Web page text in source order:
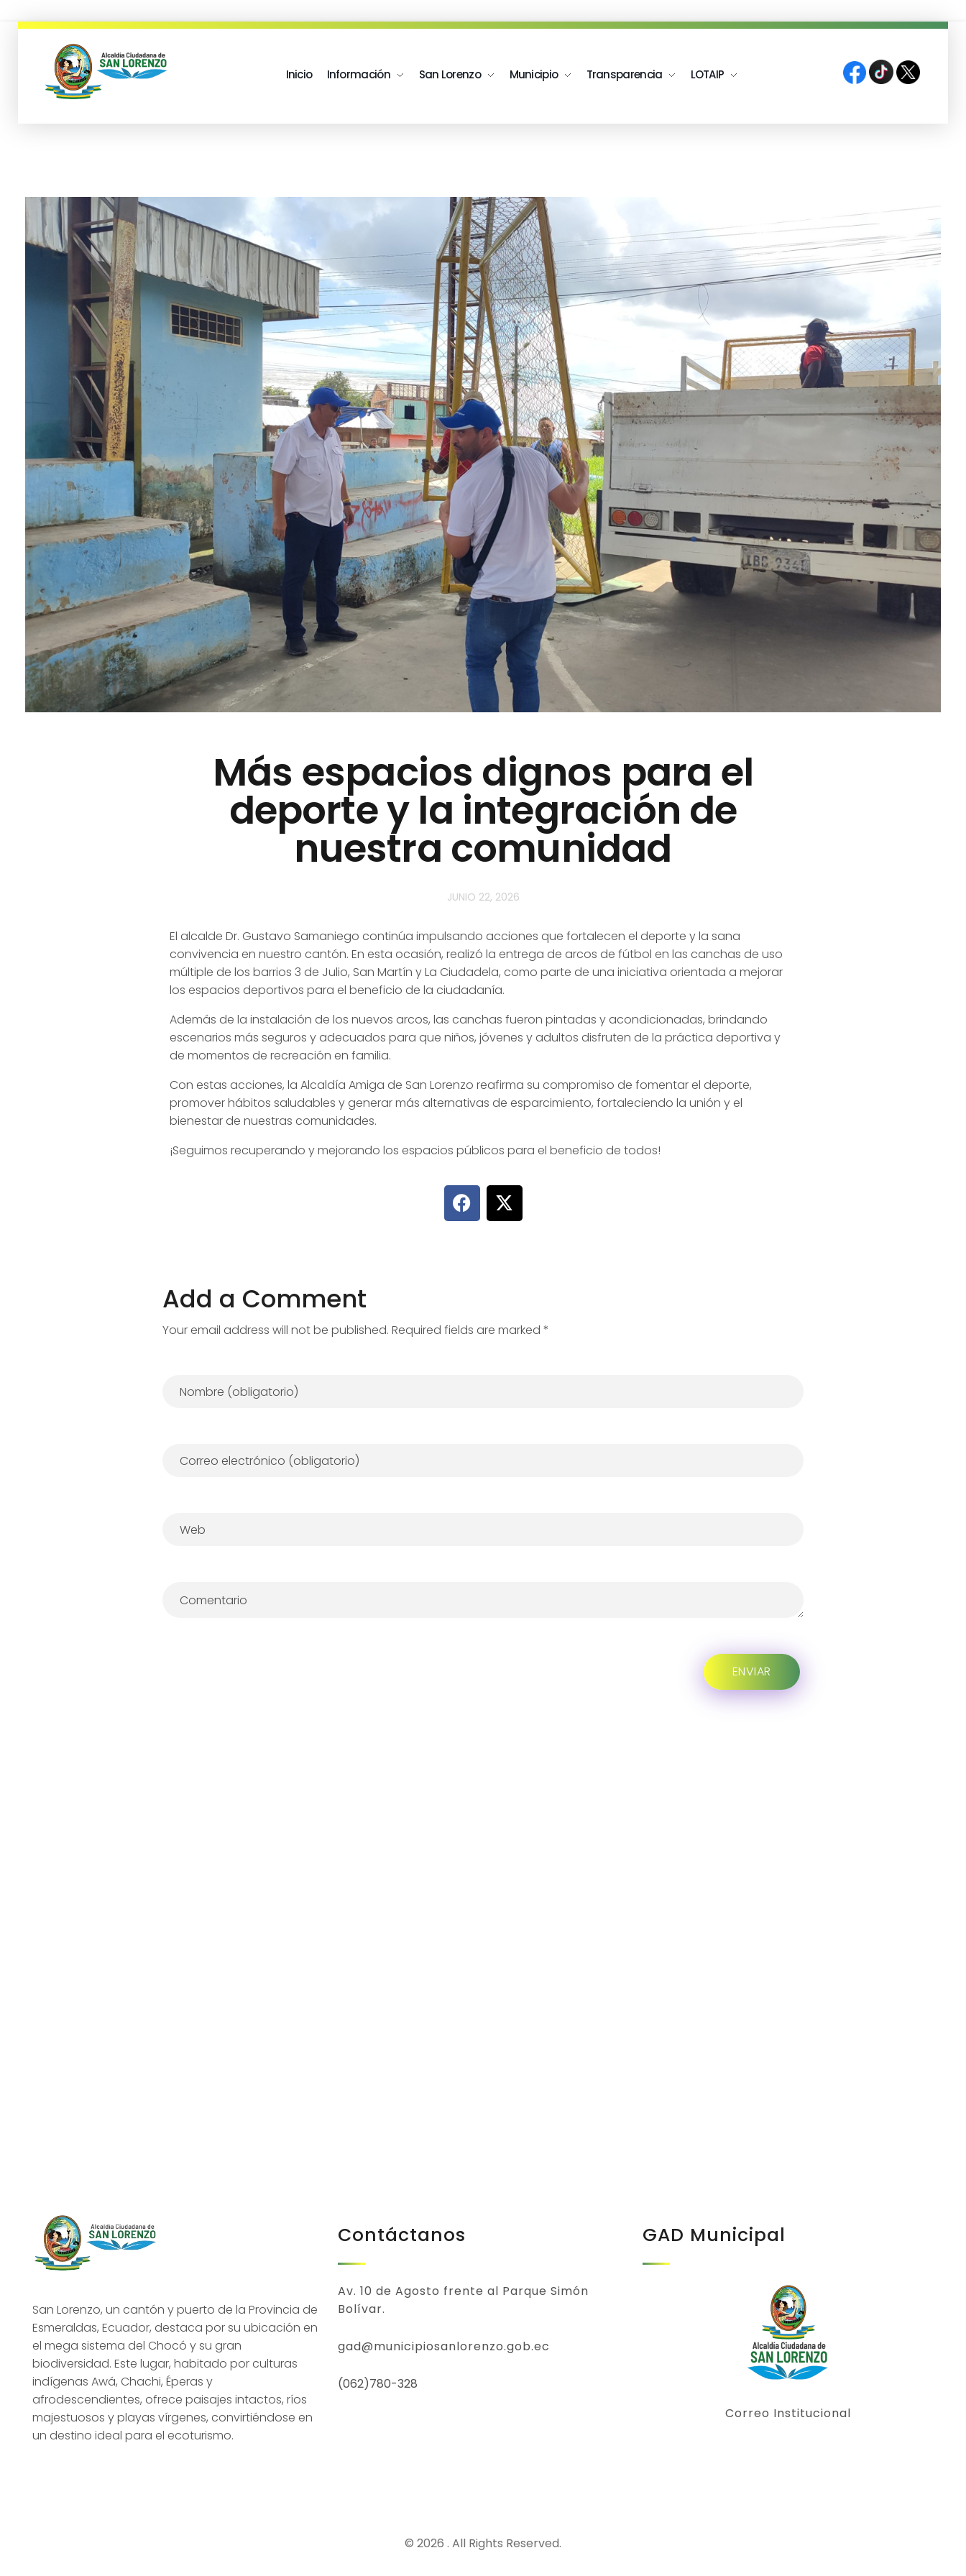
Inicio Información San Lorenzo Municipio Transparencia LOTAIP
Más espacios dignos para el
deporte y la integración de
nuestra comunidad
JUNIO 22, 2026
El alcalde Dr. Gustavo Samaniego continúa impulsando acciones que fortalecen el deporte y la sana
convivencia en nuestro cantón. En esta ocasión, realizó la entrega de arcos de fútbol en las canchas de uso
múltiple de los barrios 3 de Julio, San Martín y La Ciudadela, como parte de una iniciativa orientada a mejorar
los espacios deportivos para el beneficio de la ciudadanía.
Además de la instalación de los nuevos arcos, las canchas fueron pintadas y acondicionadas, brindando
escenarios más seguros y adecuados para que niños, jóvenes y adultos disfruten de la práctica deportiva y
de momentos de recreación en familia.
Con estas acciones, la Alcaldía Amiga de San Lorenzo reafirma su compromiso de fomentar el deporte,
promover hábitos saludables y generar más alternativas de esparcimiento, fortaleciendo la unión y el
bienestar de nuestras comunidades.
¡Seguimos recuperando y mejorando los espacios públicos para el beneficio de todos!
Add a Comment
Your email address will not be published. Required fields are marked *
San Lorenzo, un cantón y puerto de la Provincia de
Esmeraldas, Ecuador, destaca por su ubicación en
el mega sistema del Chocó y su gran
biodiversidad. Este lugar, habitado por culturas
indígenas Awá, Chachi, Éperas y
afrodescendientes, ofrece paisajes intactos, ríos
majestuosos y playas vírgenes, convirtiéndose en
un destino ideal para el ecoturismo.
Contáctanos
Av. 10 de Agosto frente al Parque Simón
Bolívar.
gad@municipiosanlorenzo.gob.ec
(062)780-328
GAD Municipal
Correo Institucional
© 2026 . All Rights Reserved.